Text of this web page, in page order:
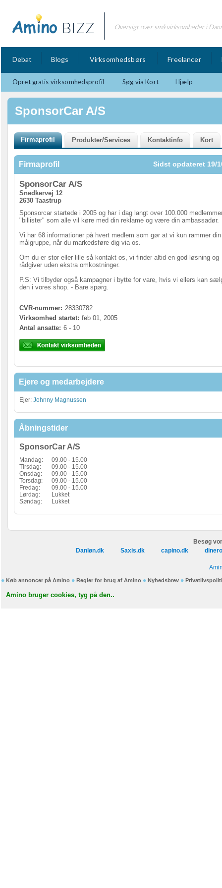
BIZZ Oversigt over små virksomheder i
Debat Blogs Virksomhedsbørs Freelancer
Opret gratis virksomhedsprofil Søg via Kort Hjælp
SponsorCar A/S
Firmaprofil Sidst opdateret 19/
SponsorCar A/S
Snedkervej 12
2630 Taastrup
Sponsorcar startede i 2005 og har i dag langt over 100.000
"billister" som alle vil køre med din reklame og være din ambassadør.
Vi har 68 informationer på hvert medlem som gør at vi kun rammer din
målgruppe, når du markedsføre dig via os.
Om du er stor eller lille så kontakt os, vi finder altid en god løsning og
rådgiver uden ekstra omkostninger.
P.S: Vi tilbyder også kampagner i bytte for vare, hvis vi ellers kan
den i vores shop. - Bare spørg.
CVR-nummer: 28330782
Virksomhed startet: feb 01, 2005
Antal ansatte: 6 - 10
Ejere og medarbejdere
Ejer: Johnny Magnussen
Åbningstider
SponsorCar A/S
Mandag:
09.00 - 15.00
Tirsdag:
09.00 - 15.00
Onsdag:
09.00 - 15.00
Torsdag:
09.00 - 15.00
Fredag:
09.00 - 15.00
Lørdag:
Lukket
Søndag:
Lukket
Besøg
Danløn.dk
Saxis.dk capino.dk
Køb annoncer på Amino Regler for brug af Amino Nyhedsbrev
Amino bruger cookies, tyg på den..